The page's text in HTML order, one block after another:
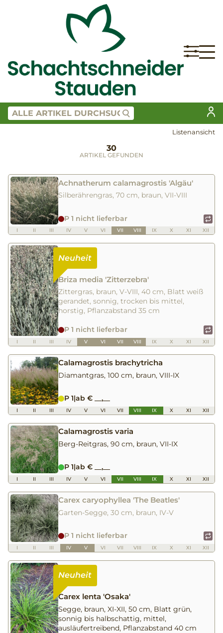
Listenansicht
30
ARTIKEL GEFUNDEN
Achnatherum calamagrostis 'Algäu'
Silberährengras, 70 cm, braun, VII-VIII
P 1 nicht lieferbar
I II III IV V VI VII VIII IX X XI XII
Briza media 'Zitterzebra'
Zittergras, braun, V-VIII, 40 cm, Blatt weiß
gerandet, sonnig, trocken bis mittel,
horstig, Pflanzabstand 35 cm
P 1 nicht lieferbar
I II III IV V VI VII VIII IX X XI XII
Calamagrostis brachytricha
Diamantgras, 100 cm, braun, VIII-IX
P 1|ab € __,__
I II III IV V VI VII VIII IX X XI XII
Calamagrostis varia
Berg-Reitgras, 90 cm, braun, VII-IX
P 1|ab € __,__
I II III IV V VI VII VIII IX X XI XII
Carex caryophyllea 'The Beatles'
Garten-Segge, 30 cm, braun, IV-V
P 1 nicht lieferbar
I II III IV V VI VII VIII IX X XI XII
Carex lenta 'Osaka'
Segge, braun, XI-XII, 50 cm, Blatt grün,
sonnig bis halbschattig, mittel,
ausläufertreibend, Pflanzabstand 40 cm